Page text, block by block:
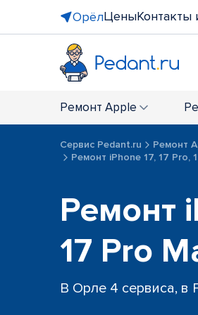
ОрёлЦеныКонтакты
Ремонт Apple
Сервис Pedant.ru Ремонт
Ремонт iPhone 17, 17 Pro,
Ремонт
17 Pro
В Орле 4 сервиса, в